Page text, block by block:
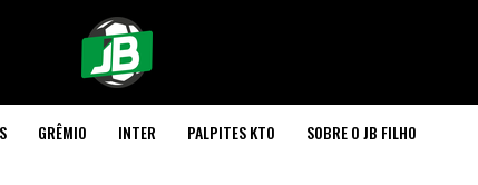
GRÊMIO INTER PALPITES KTO SOBRE O JB FILHO